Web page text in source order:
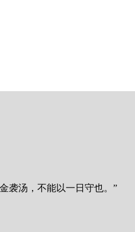
袭汤，不能以一日守也。”